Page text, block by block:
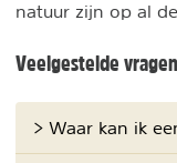
natuur zijn op al
Veelgestelde vragen
> Waar kan ik